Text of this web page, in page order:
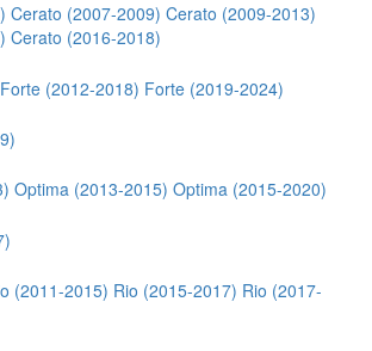
Cerato (2007-2009) Cerato (2009-2013)
Cerato (2016-2018)
Forte (2012-2018) Forte (2019-2024)
Optima (2013-2015) Optima (2015-2020)
(2011-2015) Rio (2015-2017) Rio (2017-